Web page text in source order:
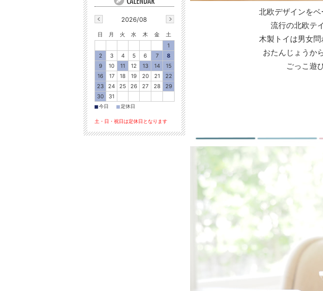
北欧デザインをベ
流行の北欧テ
木製トイは男女
おたんじょうか
ごっこ遊
2026/08
日 月 火 水 木 金
土
1
2
3 4 5 6 7
8
9
10 11 12 13 14
15
16
17 18 19 20 21
22
23
24 25 26 27 28
29
30
31
■今日 ■定休日
土・日・祝日は定休日となります